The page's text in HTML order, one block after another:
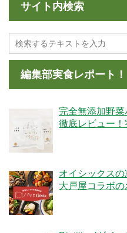
サイト内検索
編集部実食レポート！
完全無添加野
徹底レビュー
オイシックスの
大戸屋コラボ